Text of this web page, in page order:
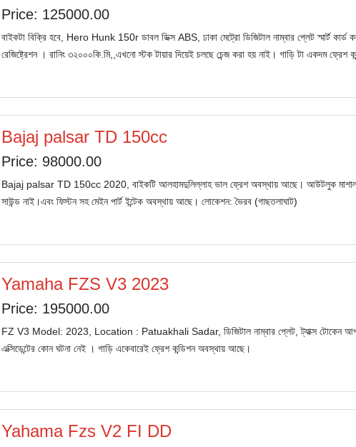
Price: 125000.00
বাইকটা বিক্রি হবে, Hero Hunk 150r ডাবল ডিক্স ABS, ঢাকা মেট্রো ডিজিটাল নাম্বার প্লেট স্মার্ট
রেজিষ্ট্রেশন । রানিং ৩২০০০কি.মি,,এখনো স্টক টায়ার দিয়েই চলছে চেন্জ করা হয় নাই। গাড়ি টা একদম
Bajaj palsar TD 150cc
Price: 98000.00
Bajaj palsar TD 150cc 2020, বাইকটি আলহামদুলিল্লাহ ভাল ফ্রেশ অবস্থায় আছে। আউটলুক
সাউন্ড নাই।এবং ফিস্টন সহ মেইন পার্ট ইন্টেক অবস্থায় আছে। লোকেশন: ভৈরব (গাছতলাঘাট)
Yamaha FZS V3 2023
Price: 195000.00
FZ V3 Model: 2023, Location : Patuakhali Sadar, ডিজিটাল নাম্বার প্লেট, ট্যাক্স টোকেন
এক্সিডেন্টের কোন ঘটনা নেই । গাড়ি একেবারেই ফ্রেশ কন্ডিশন অবস্থায় আছে।
Yahama Fzs V2 FI DD